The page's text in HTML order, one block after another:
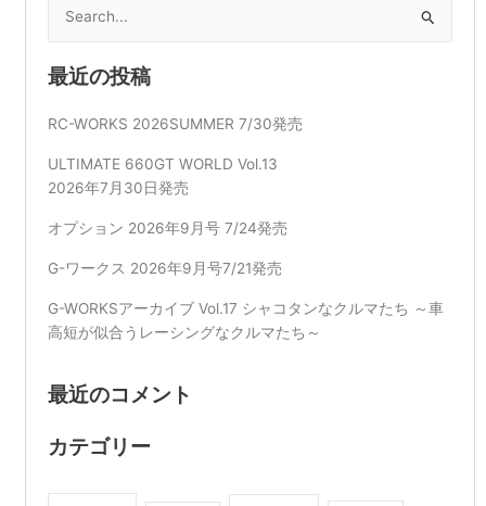
索
対
象:
最近の投稿
RC-WORKS 2026SUMMER 7/30発売
ULTIMATE 660GT WORLD Vol.13
2026年7月30日発売
オプション 2026年9月号 7/24発売
G-ワークス 2026年9月号7/21発売
G-WORKSアーカイブ Vol.17 シャコタンなクルマたち ～車
高短が似合うレーシングなクルマたち～
最近のコメント
カテゴリー